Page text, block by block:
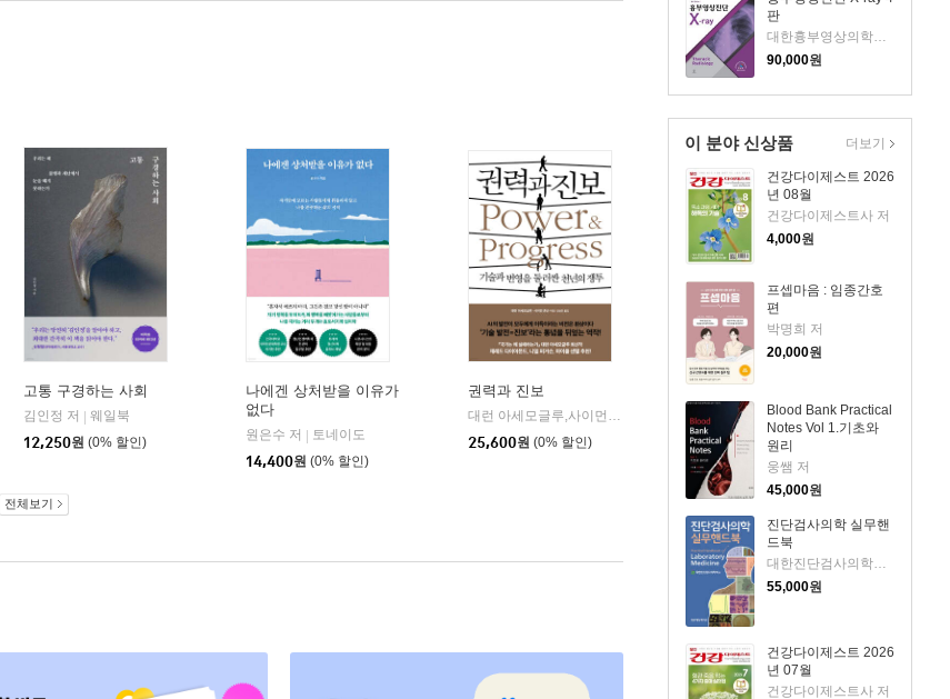
판
대한흉부영상의학회 저
90,000원
이 분야 신상품
건강다이제스트 2026
년 08월
건강다이제스트사 저
4,000원
프셉마음 : 임종간호
편
박명희 저
20,000원
Blood Bank Practical
Notes Vol 1.기초와
원리
웅쌤 저
45,000원
진단검사의학 실무핸
드북
대한진단검사의학회 저
55,000원
건강다이제스트 2026
년 07월
건강다이제스트사 저
더보기
고통 구경하는 사회
김인정 저 | 웨일북
12,250원 (0% 할인)
나에겐 상처받을 이유가
없다
원은수 저 | 토네이도
14,400원 (0% 할인)
권력과 진보
생각의힘
25,600원 (0% 할인)
전체보기